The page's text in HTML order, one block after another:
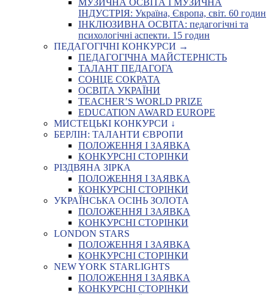
МУЗИЧНА ОСВІТА І МУЗИЧНА
ІНДУСТРІЯ: Україна, Європа, світ. 60 годин
ІНКЛЮЗИВНА ОСВІТА: педагогічні та
психологічні аспекти. 15 годин
ПЕДАГОГІЧНІ КОНКУРСИ →
ПЕДАГОГІЧНА МАЙСТЕРНІСТЬ
ТАЛАНТ ПЕДАГОГА
СОНЦЕ СОКРАТА
ОСВІТА УКРАЇНИ
TEACHER’S WORLD PRIZE
EDUCATION AWARD EUROPE
МИСТЕЦЬКІ КОНКУРСИ ↓
БЕРЛІН: ТАЛАНТИ ЄВРОПИ
ПОЛОЖЕННЯ І ЗАЯВКА
КОНКУРСНІ СТОРІНКИ
РІЗДВЯНА ЗІРКА
ПОЛОЖЕННЯ І ЗАЯВКА
КОНКУРСНІ СТОРІНКИ
УКРАЇНСЬКА ОСІНЬ ЗОЛОТА
ПОЛОЖЕННЯ І ЗАЯВКА
КОНКУРСНІ СТОРІНКИ
LONDON STARS
ПОЛОЖЕННЯ І ЗАЯВКА
КОНКУРСНІ СТОРІНКИ
NEW YORK STARLIGHTS
ПОЛОЖЕННЯ І ЗАЯВКА
КОНКУРСНІ СТОРІНКИ